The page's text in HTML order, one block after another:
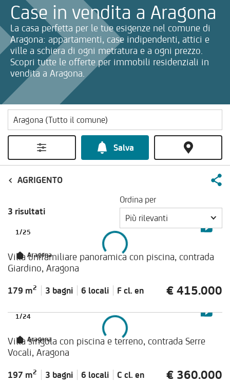
Case in vendita a Aragona
La casa perfetta per le tue esigenze nel comune di
Aragona: appartamenti, case indipendenti, attici e
ville a schiera di ogni metratura e a ogni prezzo.
Scopri tutte le offerte per immobili residenziali in
vendita a Aragona.
Salva
AGRIGENTO
3 risultati
Ordina per
Più rilevanti
Aragona
1/25
Villa unifamiliare panoramica con piscina, contrada
Giardino, Aragona
179 m2 3 bagni 6 locali F cl. en € 415.000
Aragona
1/24
Villa singola con piscina e terreno, contrada Serre
Vocali, Aragona
197 m2 3 bagni 6 locali C cl. en € 360.000